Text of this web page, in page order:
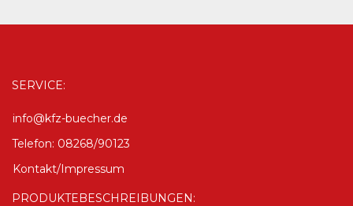
SERVICE:
info@kfz-buecher.de
Telefon: 08268/90123
Kontakt/Impressum
PRODUKTEBESCHREIBUNGEN: